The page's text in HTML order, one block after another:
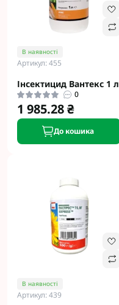
В наявності
Артикул: 455
Інсектицид Вантекс 1 л
0
1 985.28 ₴
До кошика
В наявності
Артикул: 439